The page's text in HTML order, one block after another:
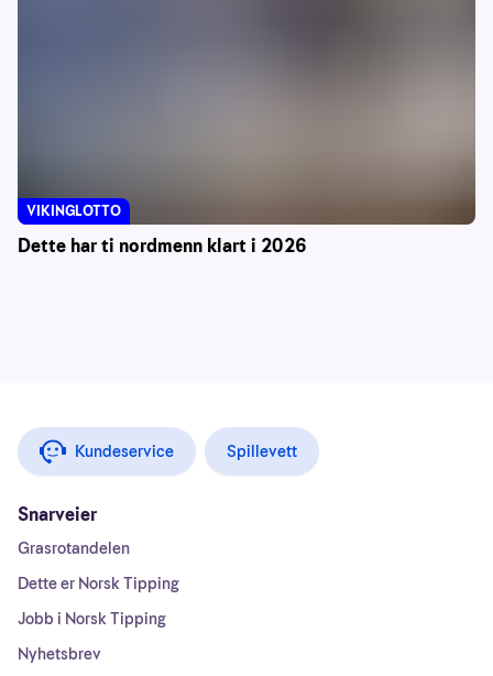
Dette har ti nordmenn klart i 2026
VIKINGLOTTO
Kundeservice Spillevett
Snarveier
Grasrotandelen
Dette er Norsk Tipping
Jobb i Norsk Tipping
Nyhetsbrev